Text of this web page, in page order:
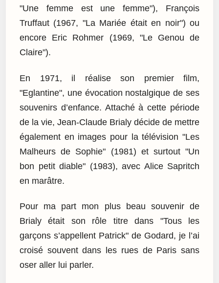
"Une femme est une femme"), François
Truffaut (1967, "La Mariée était en noir") ou
encore Eric Rohmer (1969, "Le Genou de
Claire").
En 1971, il réalise son premier film,
"Eglantine", une évocation nostalgique de ses
souvenirs d’enfance. Attaché à cette période
de la vie, Jean-Claude Brialy décide de mettre
également en images pour la télévision "Les
Malheurs de Sophie" (1981) et surtout "Un
bon petit diable" (1983), avec Alice Sapritch
en marâtre.
Pour ma part mon plus beau souvenir de
Brialy était son rôle titre dans "Tous les
garçons s’appellent Patrick" de Godard, je l’ai
croisé souvent dans les rues de Paris sans
oser aller lui parler.